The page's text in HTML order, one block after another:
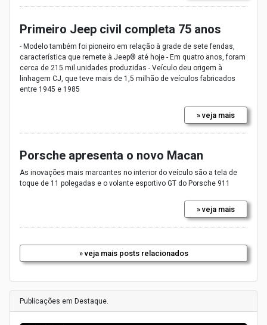
Primeiro Jeep civil completa 75 anos
- Modelo também foi pioneiro em relação à grade de sete fendas,
característica que remete à Jeep® até hoje - Em quatro anos, foram
cerca de 215 mil unidades produzidas - Veículo deu origem à
linhagem CJ, que teve mais de 1,5 milhão de veículos fabricados
entre 1945 e 1985
» veja mais
Porsche apresenta o novo Macan
As inovações mais marcantes no interior do veículo são a tela de
toque de 11 polegadas e o volante esportivo GT do Porsche 911
» veja mais
» veja mais posts relacionados
Publicações em Destaque.